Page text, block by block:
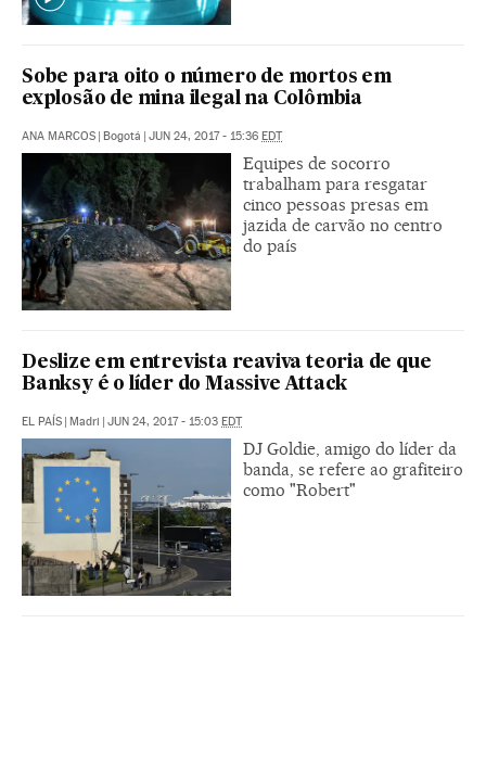
Sobe para oito o número de mortos em
explosão de mina ilegal na Colômbia
ANA MARCOS | Bogotá | JUN 24, 2017 - 15:36 EDT
Equipes de socorro
trabalham para resgatar
cinco pessoas presas em
jazida de carvão no centro
do país
Deslize em entrevista reaviva teoria de que
Banksy é o líder do Massive Attack
EL PAÍS | Madri | JUN 24, 2017 - 15:03 EDT
DJ Goldie, amigo do líder da
banda, se refere ao grafiteiro
como "Robert"